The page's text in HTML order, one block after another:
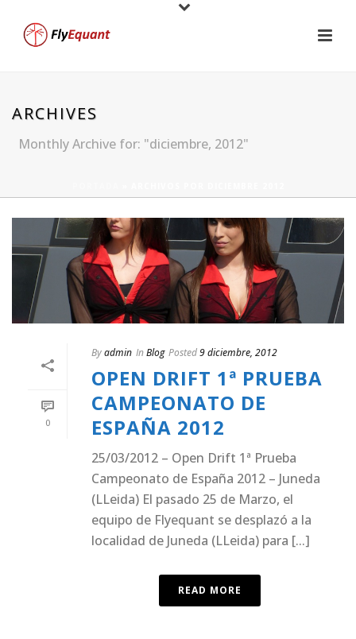
ARCHIVES
Monthly Archive for: "diciembre, 2012"
0
Byadmin InBlog Posted9 diciembre, 2012
OPEN DRIFT 1ª PRUEBA
CAMPEONATO DE
ESPAÑA 2012
25/03/2012 – Open Drift 1ª Prueba
Campeonato de España 2012 – Juneda
(LLeida) El pasado 25 de Marzo, el
equipo de Flyequant se desplazó a la
localidad de Juneda (LLeida) para [...]
READ MORE